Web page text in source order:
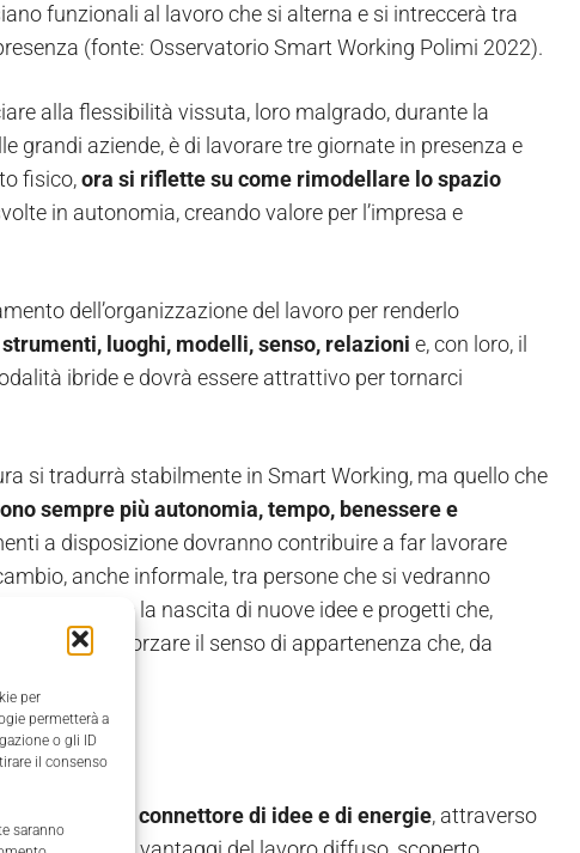
per
permetterà a
o gli ID
il consenso
saranno
funzionali al lavoro che si alterna e si intreccerà tra
(fonte: Osservatorio Smart Working Polimi 2022).
alla flessibilità vissuta, loro malgrado, durante la
grandi aziende, è di lavorare tre giornate in presenza e
fisico,ora si riflette su come rimodellare lo spazio
in autonomia, creando valore per l’impresa e
dell’organizzazione del lavoro per renderlo
luoghi, modelli, senso, relazioni e, con loro, il
ibride e dovrà essere attrattivo per tornarci
si tradurrà stabilmente in Smart Working, ma quello che
sempre più autonomia, tempo, benessere e
a disposizione dovranno contribuire a far lavorare
anche informale, tra persone che si vedranno
e la nascita di nuove idee e progetti che,
e rinforzare il senso di appartenenza che, da
un connettore di idee e di energie, attraverso